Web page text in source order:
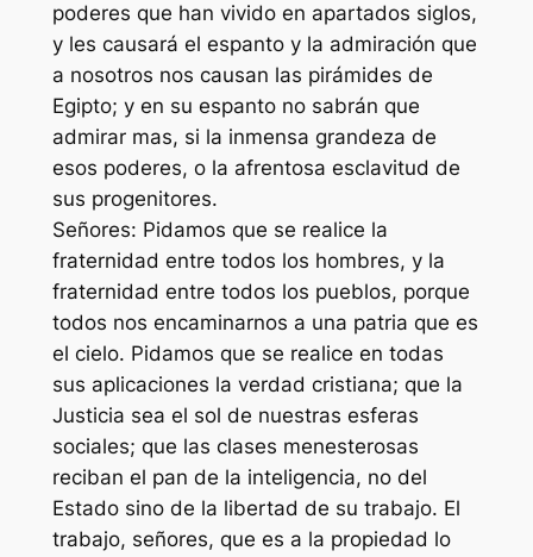
poderes que han vivido en apartados siglos,
y les causará el espanto y la admiración que
a nosotros nos causan las pirámides de
Egipto; y en su espanto no sabrán que
admirar mas, si la inmensa grandeza de
esos poderes, o la afrentosa esclavitud de
sus progenitores.
Señores: Pidamos que se realice la
fraternidad entre todos los hombres, y la
fraternidad entre todos los pueblos, porque
todos nos encaminarnos a una patria que es
el cielo. Pidamos que se realice en todas
sus aplicaciones la verdad cristiana; que la
Justicia sea el sol de nuestras esferas
sociales; que las clases menesterosas
reciban el pan de la inteligencia, no del
Estado sino de la libertad de su trabajo. El
trabajo, señores, que es a la propiedad lo